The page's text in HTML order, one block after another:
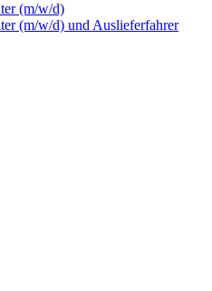
(m/w/d)
(m/w/d) und Auslieferfahrer